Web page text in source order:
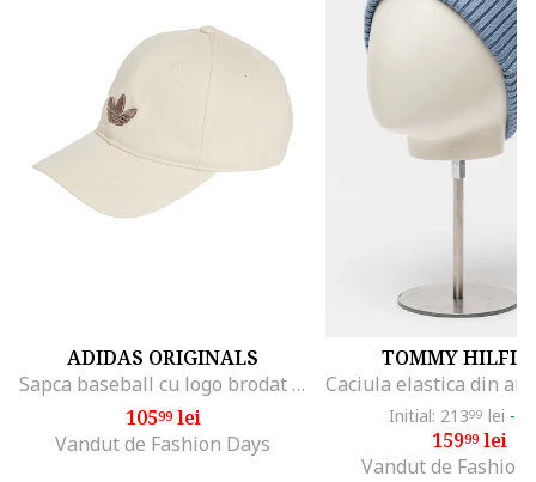
ADIDAS ORIGINALS
Sapca baseball cu logo brodat Classic, Crem
10599lei
Vandut de Fashion Days
TOMMY
Initial: 21399 lei -
15999lei
Vandut de Fashion